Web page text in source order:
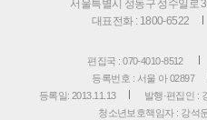
서울특별시 성동구 성수일로
대표전화 : 1800-6522
편집국 : 070-4010-8512
등록번호 : 서울 아 02897
등록일: 2013.11.13
발행·편집인 :
청소년보호책임자 : 강석